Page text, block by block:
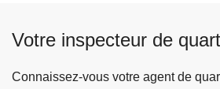
Votre inspecteur de
Connaissez-vous votre agent de